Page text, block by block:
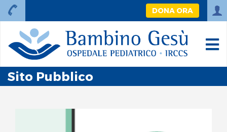
DONA ORA
Sito Pubblico